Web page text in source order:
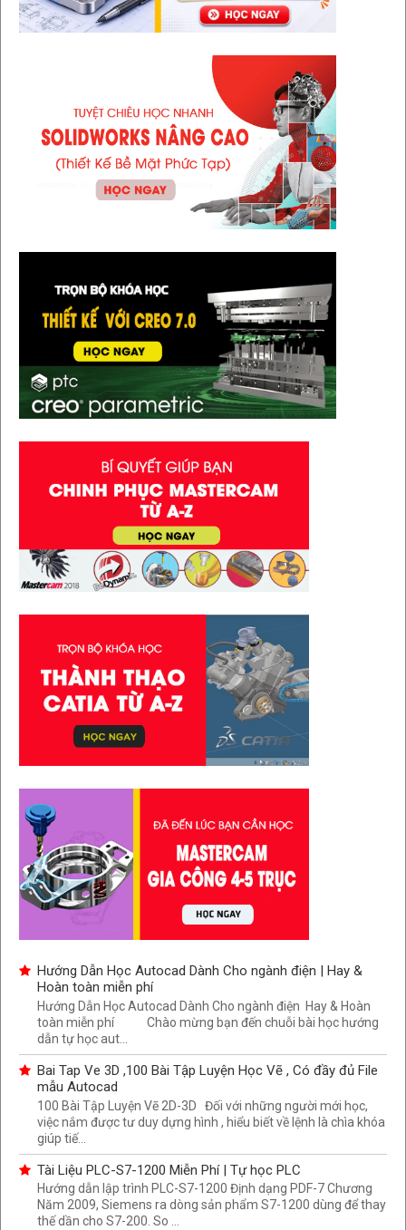
Hướng Dẫn Học Autocad Dành Cho ngành điện | Hay &
Hoàn toàn miễn phí
Hướng Dẫn Học Autocad Dành Cho ngành điện Hay & Hoàn
toàn miễn phí Chào mừng bạn đến chuỗi bài học hướng
dẫn tự học aut...
Bai Tap Ve 3D ,100 Bài Tập Luyện Học Vẽ , Có đầy đủ File
mẫu Autocad
100 Bài Tập Luyện Vẽ 2D-3D Đối với những người mới học,
việc nắm được tư duy dựng hình , hiểu biết về lệnh là chìa khóa
giúp tiế...
Tài Liệu PLC-S7-1200 Miễn Phí | Tự học PLC
Hướng dẫn lập trình PLC-S7-1200 Định dạng PDF-7 Chương
Năm 2009, Siemens ra dòng sản phẩm S7-1200 dùng để thay
thế dần cho S7-200. So ...